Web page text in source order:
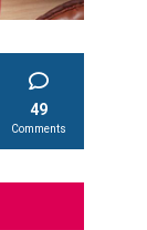
49
Comments